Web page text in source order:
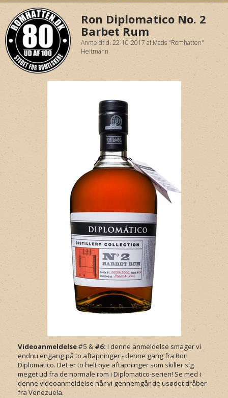
Ron Diplomatico No. 2
Barbet Rum
Anmeldt d. 22-10-2017 afMads "Romhatten"
Heitmann
Videoanmeldelse#5 & #6: I denne anmeldelse smager vi
endnu engang på to aftapninger - denne gang fra Ron
Diplomatico. Det er to helt nye aftapninger som skiller sig
meget ud fra de normale rom i Diplomatico-serien! Se med i
denne videoanmeldelse når vi gennemgår de usødet dråber
fra Venezuela.